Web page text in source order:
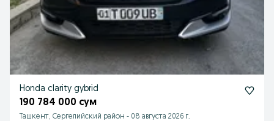
Honda clarity gybrid
190 784 000 сум
Ташкент, Сергелийский район - 08 августа 2026 г.